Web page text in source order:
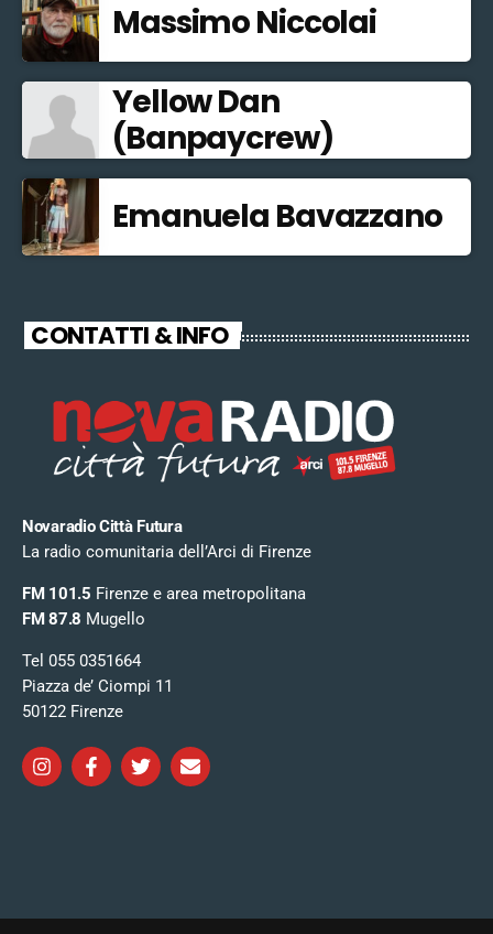
Massimo Niccolai
Yellow Dan
(Banpaycrew)
Emanuela Bavazzano
CONTATTI & INFO
Novaradio Città Futura
La radio comunitaria dell’Arci di Firenze
FM 101.5 Firenze e area metropolitana
FM 87.8 Mugello
Tel 055 0351664
Piazza de’ Ciompi 11
50122 Firenze